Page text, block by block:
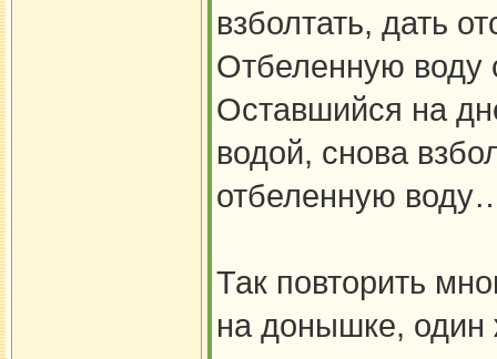
взболтать, дать
Отбеленную воду
Оставшийся на
водой, снова
отбеленную
Так повторить
на донышке,